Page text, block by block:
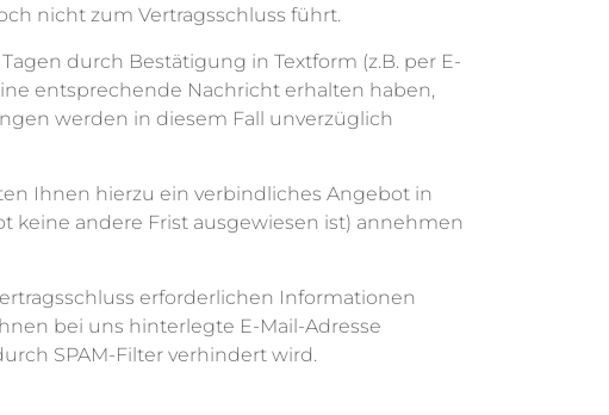
nicht zum Vertragsschluss führt.
durch Bestätigung in Textform (z.B. per E-
entsprechende Nachricht erhalten haben,
werden in diesem Fall unverzüglich
Ihnen hierzu ein verbindliches Angebot in
keine andere Frist ausgewiesen ist) annehmen
erforderlichen Informationen
bei uns hinterlegte E-Mail-Adresse
SPAM-Filter verhindert wird.